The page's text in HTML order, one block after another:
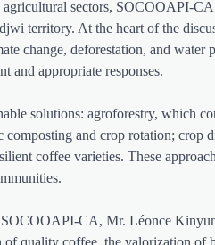
agricultural sectors, SOCOOAPI-
territory. At the heart of the
change, deforestation, and
and appropriate responses.
solutions: agroforestry, which
and crop rotation; crop
coffee varieties. These
CA, Mr. Léonce
quality coffee, the valorization of